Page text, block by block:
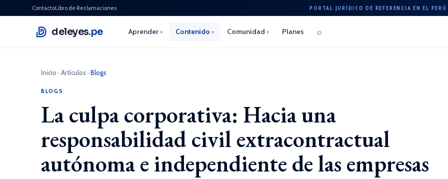
ContactoLibro de Reclamaciones PORTAL JURÍDICO DE REFERENCIA EN EL PERÚ
deleyes.pe Aprender ▾ Contenido ▾ Comunidad ▾ Planes ⌕
Inicio · Artículos · Blogs
BLOGS
La culpa corporativa: Hacia una
responsabilidad civil extracontractual
autónoma e independiente de las empresas